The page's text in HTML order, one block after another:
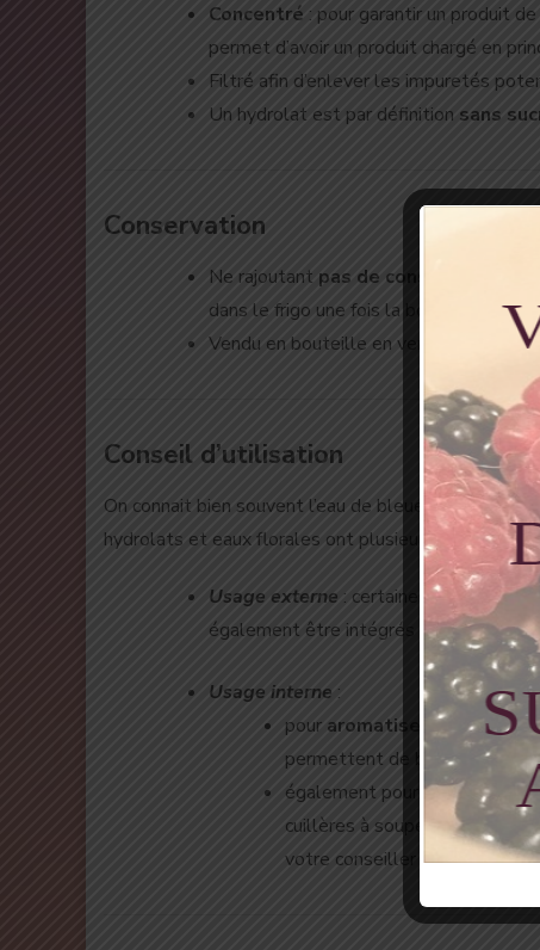
Concentré : pour garantir un produit
permet d’avoir un produit chargé en
Filtré afin d’enlever les impuretés
Un hydrolat est par définition sans
Conservation
Ne rajoutant pas de conservateur
,
dans le frigo une fois la bouteille
Vendu en bouteille en verre teinté
Conseil d’utilisation
On connait bien souvent l’eau de bleuet ou de rose
hydrolats et eaux florales ont plusieurs usages
Usage externe : certaines plantes
également être intégrés dans des
Usage interne :
pour aromatiser
un plat, un
permettent de boire plus
également pour recevoir
cuillères à soupe par jour,
votre conseiller